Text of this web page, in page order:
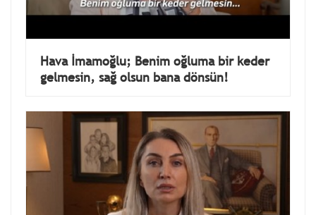
Hava İmamoğlu; Benim oğluma bir keder
gelmesin, sağ olsun bana dönsün!